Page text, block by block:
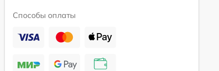
Способы оплаты